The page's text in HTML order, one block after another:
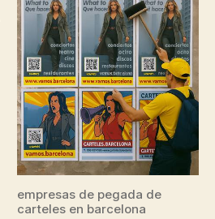
empresas de pegada de
carteles en barcelona